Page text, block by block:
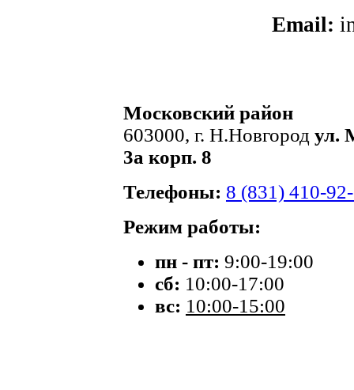
Email:
Московский район
603000, г. Н.Новгород ул.
3а корп. 8
Телефоны: 8 (831) 410-
Режим работы:
пн - пт: 9:00-19:00
сб: 10:00-17:00
вс: 10:00-15:00